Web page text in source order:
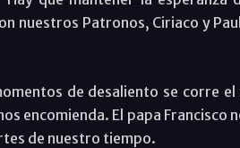
nuestros Patronos, Ciriaco y
de desaliento se corre
encomienda. El papa Francisco
de nuestro tiempo.